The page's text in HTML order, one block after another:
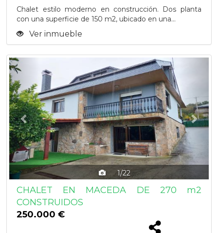
Chalet estilo moderno en construcción. Dos planta
con una superficie de 150 m2, ubicado en una...
Ver inmueble
1/22
CHALET EN MACEDA DE 270 m2
CONSTRUIDOS
250.000 €